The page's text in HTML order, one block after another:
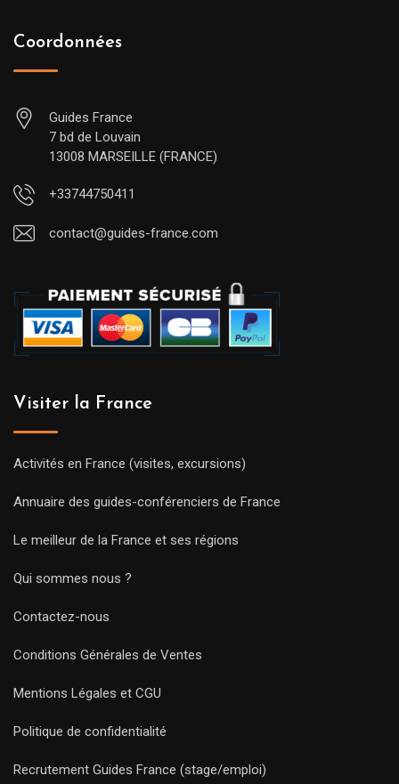
Coordonnées
Guides France
7 bd de Louvain
13008 MARSEILLE (FRANCE)
+33744750411
contact@guides-france.com
Visiter la France
Activités en France (visites, excursions)
Annuaire des guides-conférenciers de France
Le meilleur de la France et ses régions
Qui sommes nous ?
Contactez-nous
Conditions Générales de Ventes
Mentions Légales et CGU
Politique de confidentialité
Recrutement Guides France (stage/emploi)